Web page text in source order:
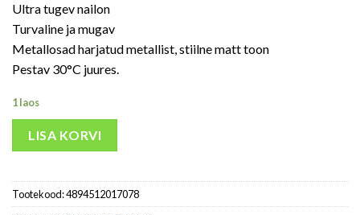
Ultra tugev nailon
Turvaline ja mugav
Metallosad harjatud metallist, stiilne matt toon
Pestav 30°C juures.
1 laos
LISA KORVI
Tootekood:4894512017078